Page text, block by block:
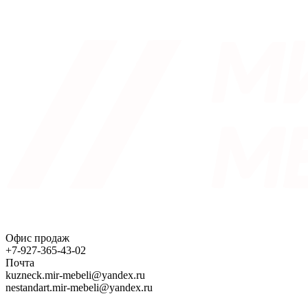
Офис продаж
+7-927-365-43-02
Почта
kuzneck.mir-mebeli@yandex.ru
nestandart.mir-mebeli@yandex.ru